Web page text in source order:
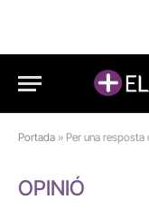
Portada » Per una resposta
OPINIÓ